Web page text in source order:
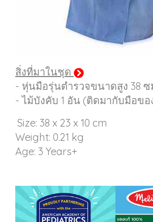
สิ่งที่มาในชุด
- หุ่นมือรุ่นตำรวจขนาดสูง 38 ซ
- ไม้บังคับ 1 อัน (ติดมากับมือข
Size: 38 x 23 x 10 cm
Weight: 0.21 kg
Age: 3 Years+